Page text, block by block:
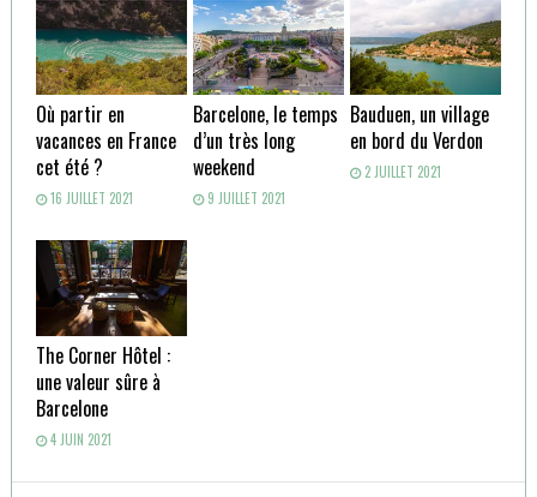
Où partir en
vacances en France
cet été ?
16 JUILLET 2021
Barcelone, le temps
d’un très long
weekend
9 JUILLET 2021
Bauduen, un village
en bord du Verdon
2 JUILLET 2021
The Corner Hôtel :
une valeur sûre à
Barcelone
4 JUIN 2021